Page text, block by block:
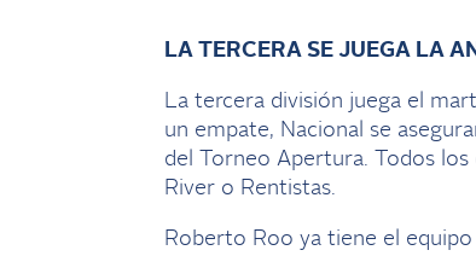
LA TERCERA SE JUEGA LA
La tercera división juega el
un empate, Nacional se
del Torneo Apertura. Todos
River o Rentistas.
Roberto Roo ya tiene el